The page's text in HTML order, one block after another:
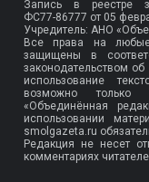
Запись в реестре
ФС77-86777 от 05
Учредитель: АНО
Все права на любые
защищены в
законодательством
использование
возможно только
«Объединённая
использовании
smolgazeta.ru
Редакция не несет
комментариях